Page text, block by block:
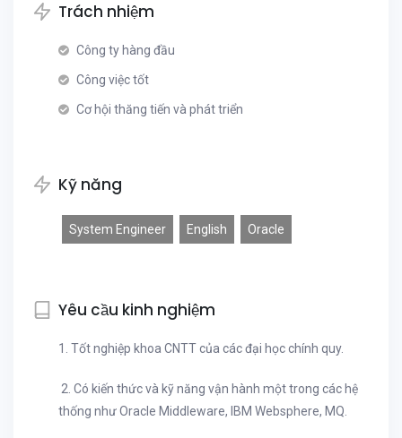
Trách nhiệm
Công ty hàng đầu
Công việc tốt
Cơ hội thăng tiến và phát triển
Kỹ năng
System Engineer English Oracle
Yêu cầu kinh nghiệm
1. Tốt nghiệp khoa CNTT của các đại học chính quy.
2. Có kiến thức và kỹ năng vận hành một trong các hệ
thống như Oracle Middleware, IBM Websphere, MQ.